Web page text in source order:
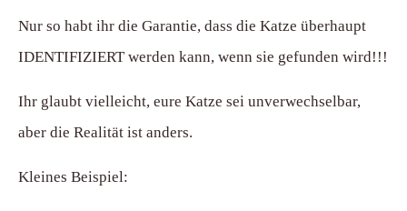
Nur so habt ihr die Garantie, dass die Katze überhaupt
IDENTIFIZIERT werden kann, wenn sie gefunden wird!!!
Ihr glaubt vielleicht, eure Katze sei unverwechselbar,
aber die Realität ist anders.
Kleines Beispiel: